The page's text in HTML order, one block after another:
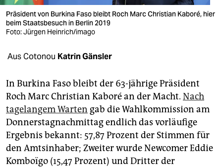
verlag
veranstaltungen
unterstützen
abo
genossenschaft
epaper login
Präsident von Burkina Faso bleibt Roch Marc Christian Kaboré, hier
beim Staatsbesuch in Berlin 2019
Foto: Jürgen Heinrich/imago
Aus Cotonou Katrin Gänsler
In Burkina Faso bleibt der 63-jährige Präsident
Roch Marc Christian Kaboré an der Macht. Nach
tagelangem Warten gab die Wahlkommission am
Donnerstagnachmittag endlich das vorläufige
Ergebnis bekannt: 57,87 Prozent der Stimmen für
den Amtsinhaber; Zweiter wurde Newcomer Eddie
Komboïgo (15,47 Prozent) und Dritter der